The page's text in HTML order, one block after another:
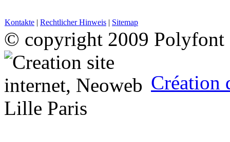
Kontakte | Rechtlicher Hinweis | Sitemap
© copyright 2009 Polyfont
Création